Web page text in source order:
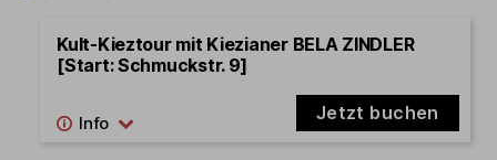
Kult-Kieztour mit Kiezianer BELA ZINDLER
[Start: Schmuckstr. 9]
Jetzt buchen